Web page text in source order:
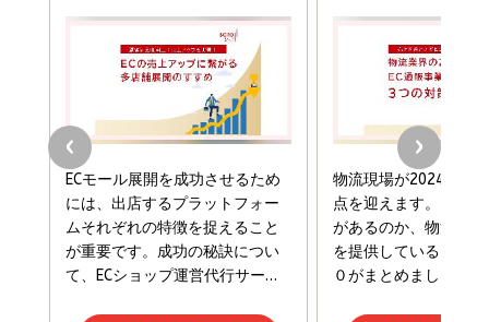
Brand Shift(ブランド・シフト): 「信頼」で選ばれ
る時代の成長戦略
￥2,420
マーケティングの真実 P&G・グリコで学んだ失敗
と成長の法則
￥2,200
Amazonランキングをもっと見る
￥880
ママ投資家が育休中に１億貯めた株式投資
￥1,870
組織の成果を最大化する ルールのデザイン
￥1,980
Amazonランキングをもっと見る
影響力の武器［新版］：人を動かす七つの原理
￥3,190
フィードバック経営 「沈黙の組織」から「高め合う
組織」へ
Amazonランキングをもっと見る